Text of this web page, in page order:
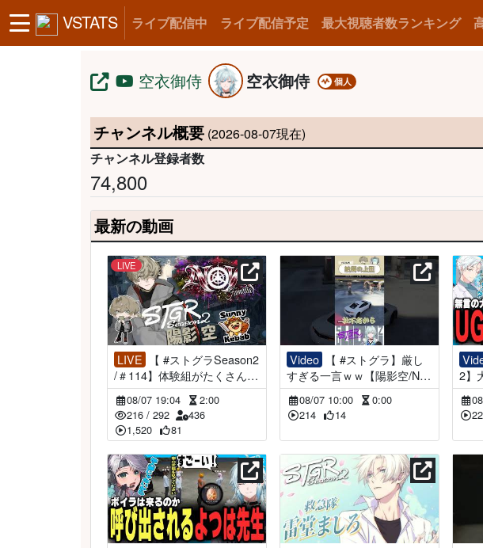
VSTATS ライブ配信中 ライブ配信予定 最大視聴者数ランキング
空衣御侍 空衣御侍 個人
チャンネル概要 (2026-08-07現在)
チャンネル登録者数
74,800
最新の動画
LIVE
LIVE
/＃114】体験組がたくさん！
お金も稼ぐ！【陽影空/空衣
御侍/#ストグラ /ENTER FO
RCE.36/メルティーノア】GT
AV
08/07 19:04
2:00
216 / 292
436
1,520
81
Video
すぎる一言ｗｗ【陽影空/NO
VA/空衣御侍/切り抜き】#sho
rts08/07 10:00
0:00
214
14
2】
高
救